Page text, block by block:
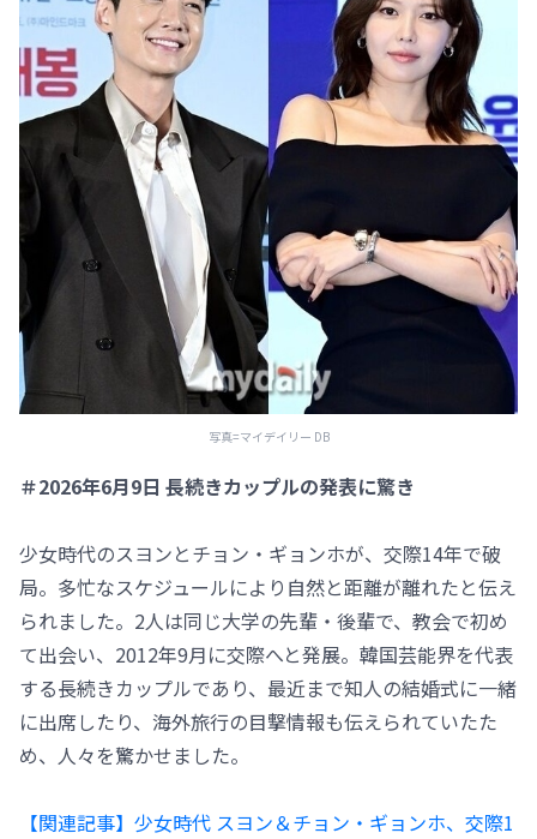
写真=マイデイリー DB
＃2026年6月9日 長続きカップルの発表に驚き
少女時代のスヨンとチョン・ギョンホが、交際14年で破
局。多忙なスケジュールにより自然と距離が離れたと伝え
られました。2人は同じ大学の先輩・後輩で、教会で初め
て出会い、2012年9月に交際へと発展。韓国芸能界を代表
する長続きカップルであり、最近まで知人の結婚式に一緒
に出席したり、海外旅行の目撃情報も伝えられていたた
め、人々を驚かせました。
【関連記事】少女時代 スヨン＆チョン・ギョンホ、交際1